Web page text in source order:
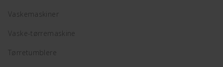
Vaskemaskiner
Vaske-tørremaskine
Tørretumblere